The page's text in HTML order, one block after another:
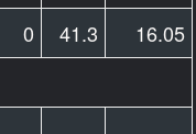
0 41.3
16.05